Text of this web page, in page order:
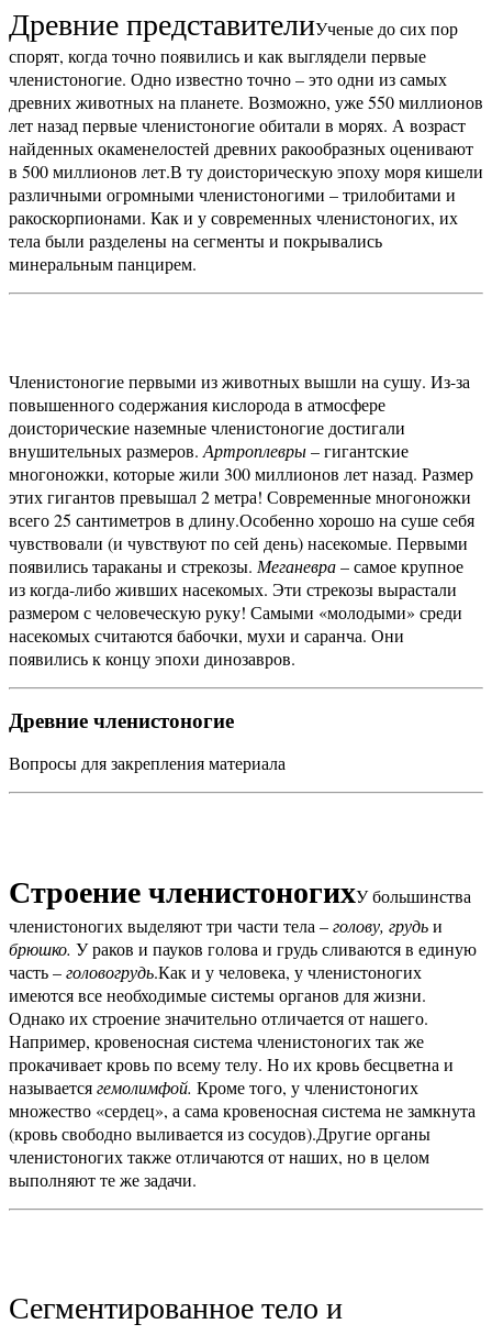
Древние представителиУченые до сих пор
спорят, когда точно появились и как выглядели первые
членистоногие. Одно известно точно – это одни из самых
древних животных на планете. Возможно, уже 550 миллионов
лет назад первые членистоногие обитали в морях. А возраст
найденных окаменелостей древних ракообразных оценивают
в 500 миллионов лет.В ту доисторическую эпоху моря кишели
различными огромными членистоногими – трилобитами и
ракоскорпионами. Как и у современных членистоногих, их
тела были разделены на сегменты и покрывались
минеральным панцирем.
Членистоногие первыми из животных вышли на сушу. Из-за
повышенного содержания кислорода в атмосфере
доисторические наземные членистоногие достигали
внушительных размеров. Артроплевры– гигантские
многоножки, которые жили 300 миллионов лет назад. Размер
этих гигантов превышал 2 метра! Современные многоножки
всего 25 сантиметров в длину.Особенно хорошо на суше себя
чувствовали (и чувствуют по сей день) насекомые. Первыми
появились тараканы и стрекозы. Меганевра– самое крупное
из когда-либо живших насекомых. Эти стрекозы вырастали
размером с человеческую руку! Самыми «молодыми» среди
насекомых считаются бабочки, мухи и саранча. Они
появились к концу эпохи динозавров.
Древние членистоногие
Вопросы для закрепления материала
Строение членистоногихУ большинства
членистоногих выделяют три части тела –голову, грудьи
брюшко. У раков и пауков голова и грудь сливаются в единую
часть –головогрудь.Как и у человека, у членистоногих
имеются все необходимые системы органов для жизни.
Однако их строение значительно отличается от нашего.
Например, кровеносная система членистоногих так же
прокачивает кровь по всему телу. Но их кровь бесцветна и
называетсягемолимфой. Кроме того, у членистоногих
множество «сердец», а сама кровеносная система не замкнута
(кровь свободно выливается из сосудов).Другие органы
членистоногих также отличаются от наших, но в целом
выполняют те же задачи.
Сегментированное тело и